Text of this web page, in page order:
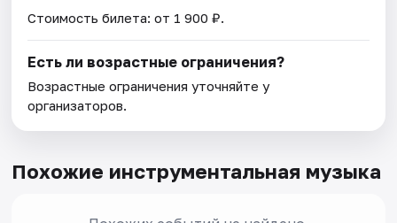
Стоимость билета: от 1 900 ₽.
Есть ли возрастные ограничения?
Возрастные ограничения уточняйте у
организаторов.
Похожие инструментальная музыка